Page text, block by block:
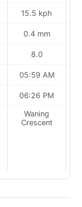
15.5 kph
0.4 mm
8.0
05:59 AM
06:26 PM
Waning
Crescent